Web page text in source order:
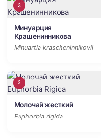
3
Минуарция
Крашенинникова
Minuartia krascheninnikovii
2
Молочай жесткий
Euphorbia rigida